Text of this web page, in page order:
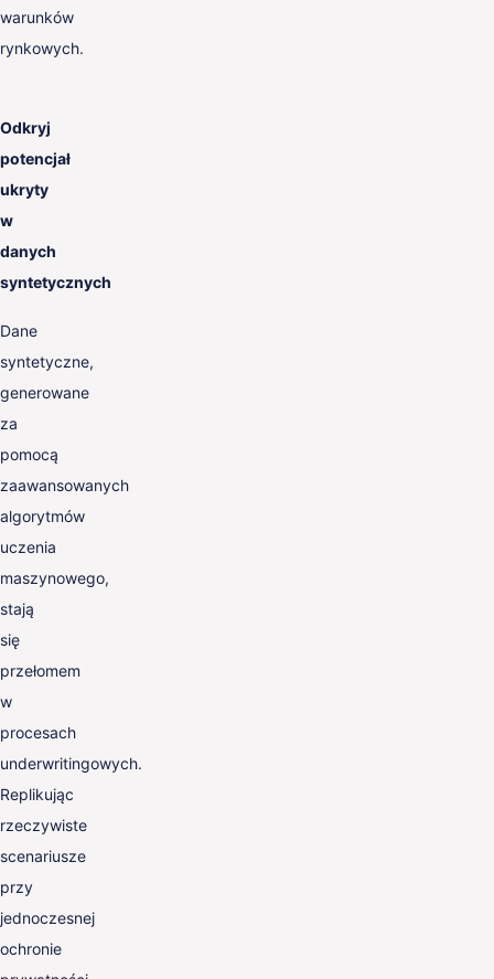
warunków
rynkowych.
Odkryj
potencjał
ukryty
w
danych
syntetycznych
Dane
syntetyczne,
generowane
za
pomocą
zaawansowanych
algorytmów
uczenia
maszynowego,
stają
się
przełomem
w
procesach
underwritingowych.
Replikując
rzeczywiste
scenariusze
przy
jednoczesnej
ochronie